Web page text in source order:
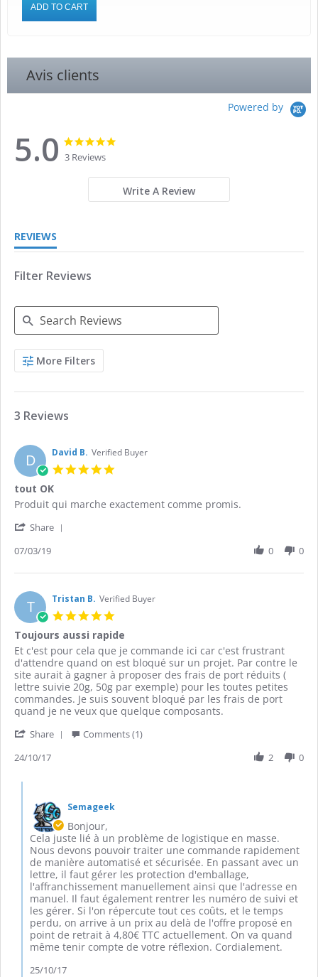
ADD TO CART
Avis clients
Powered by
5.0
5.0
star
rating
3 Reviews
Write A Review
REVIEWS
Filter Reviews
Search
ReviewsMore Filters
3 Reviews
D David B. Verified Buyer
tout OK
Review
David
on
Mar
2019
review
tout
Produit qui marche exactement comme promis.
Share
David
on
7
Mar
2019
07/03/19 0 0
T Tristan B. Verified Buyer
rating
Toujours aussi rapide
Review
by
Tristan
B.
on
24
2017
review
stating
Toujours
aussi
rapide
Et c'est pour cela que je commande ici car c'est frustrant
d'attendre quand on est bloqué sur un projet. Par contre le
site aurait à gagner à proposer des frais de port réduits (
lettre suivie 20g, 50g par exemple) pour les toutes petites
commandes. Je suis souvent bloqué par les frais de port
quand je ne veux que quelque composants.
Share
on
Oct
2017
Comments (1)
24/10/17
2 0
Store
Owner
on
Review
by
Tristan
B.
on
24
Oct
2017
Semageek
Bonjour,
Cela juste lié à un problème de logistique en masse.
Nous devons pouvoir traiter une commande rapidement
de manière automatisé et sécurisée. En passant avec un
lettre, il faut gérer les protection d'emballage,
l'affranchissement manuellement ainsi que l'adresse en
manuel. Il faut également rentrer les numéro de suivi et
les gérer. Si l'on répercute tout ces coûts, et le temps
perdu, on arrive à un prix au delà de l'offre proposé en
point de retrait à 4,80€ TTC actuellement. On va quand
même tenir compte de votre réflexion. Cordialement.
25/10/17